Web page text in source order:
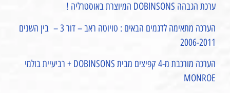
ערכת הגבהה DOBINSONS המיוצרת באוסטרליה !
הערכה מתאימה לדגמים הבאים : טויוטה ראב – דור 3 – בין השנים
2006-2011
הערכה מורכבת מ-4 קפיצים מבית DOBINSONS + רביעיית בולמי
MONROE